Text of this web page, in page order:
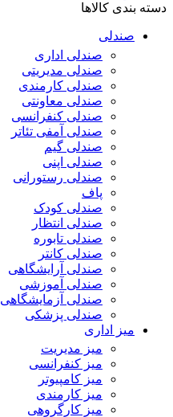
دسته بندی کالاها
صندلی
صندلی اداری
صندلی مدیریتی
صندلی کارمندی
صندلی معاونتی
صندلی کنفرانسی
صندلی آمفی تئاتر
صندلی گیم
صندلی اپنی
صندلی رستورانی
پاف
صندلی کودک
صندلی انتظار
صندلی تابوره
صندلی کانتر
صندلی آرایشگاهی
صندلی آموزشی
صندلی آزمایشگاهی
صندلی پزشکی
میز اداری
میز مدیریت
میز کنفرانسی
میز کامپیوتر
میز کارمندی
میز کارگروهی